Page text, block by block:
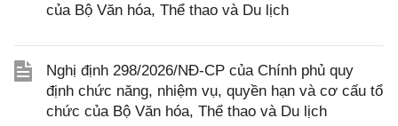
của Bộ Văn hóa, Thể thao và Du lịch
Nghị định 298/2026/NĐ-CP của Chính phủ quy
định chức năng, nhiệm vụ, quyền hạn và cơ cấu tổ
chức của Bộ Văn hóa, Thể thao và Du lịch